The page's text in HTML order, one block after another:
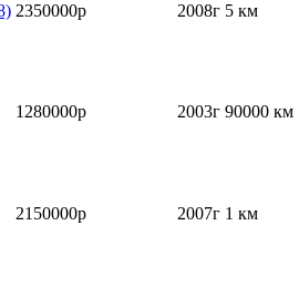
2350000р 2008г 5 км
1280000р 2003г 90000 км
2150000р 2007г 1 км